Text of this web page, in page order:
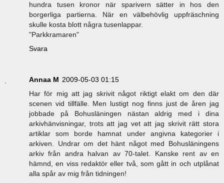
hundra tusen kronor när sparivern sätter in hos den
borgerliga partierna. När en välbehövlig uppfräschning
skulle kosta blott några tusenlappar.
"Parkkramaren"
Svara
Annaa M 2009-05-03 01:15
Har för mig att jag skrivit något riktigt elakt om den där
scenen vid tillfälle. Men lustigt nog finns just de åren jag
jobbade på Bohusläningen nästan aldrig med i dina
arkivhänvisningar, trots att jag vet att jag skrivit rätt stora
artiklar som borde hamnat under angivna kategorier i
arkiven. Undrar om det hänt något med Bohusläningens
arkiv från andra halvan av 70-talet. Kanske rent av en
hämnd, en viss redaktör eller två, som gått in och utplånat
alla spår av mig från tidningen!